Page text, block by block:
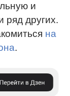
и
ряд других.
на
.